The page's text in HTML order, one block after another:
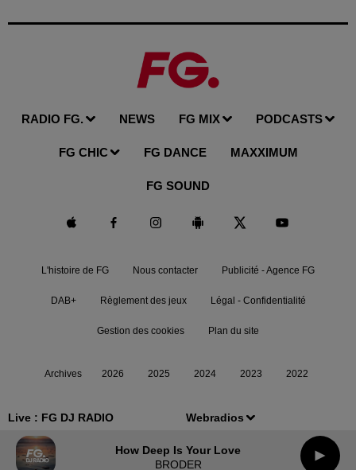
Live : FG DJ RADIO Webradios
How Deep Is Your Love
BRODER
RADIO FG. NEWS FG MIX PODCASTS
FG CHIC FG DANCE MAXXIMUM
FG SOUND
L'histoire de FG Nous contacter Publicité - Agence FG
DAB+ Règlement des jeux Légal - Confidentialité
Gestion des cookies Plan du site
Archives 2026 2025 2024 2023 2022